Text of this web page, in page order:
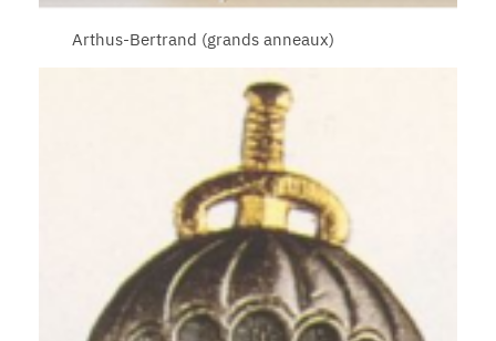
Arthus-Bertrand (grands anneaux)